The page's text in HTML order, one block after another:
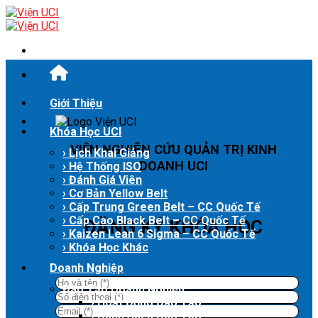
Skip
to
VIỆN NGHIÊN CỨU QUẢN TRỊ KINH
DOANH UCI
ĐĂNG KÝ KHÓA HỌC
Giới Thiệu
Khóa Học UCI
› Lịch Khai Giảng
› Hệ Thống ISO
› Đánh Giá Viên
› Cơ Bản Yellow Belt
› Cấp Trung Green Belt – CC Quốc Tế
› Cấp Cao Black Belt – CC Quốc Tế
› Kaizen Lean 6 Sigma – CC Quốc Tế
› Khóa Học Khác
Doanh Nghiệp
Đào Tạo Doanh Nghiệp
› Hoạt Động Đào Tạo